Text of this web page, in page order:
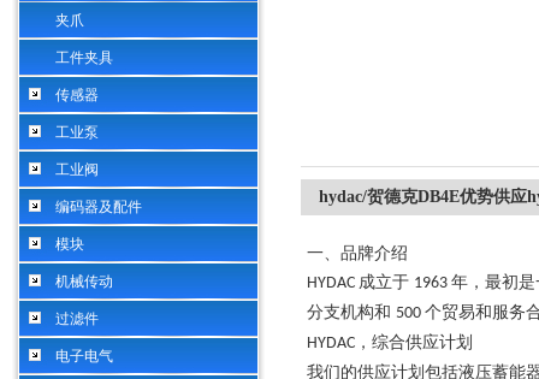
夹爪
工件夹具
传感器
工业泵
工业阀
编码器及配件
模块
机械传动
过滤件
电子电气
hydac/贺德克DB4E优势供应
一、品牌介绍
HYDAC 成立于 1963 年，最初
分支机构和 500 个贸易和服务
HYDAC ，综合供应计划
我们的供应计划包括液压蓄能